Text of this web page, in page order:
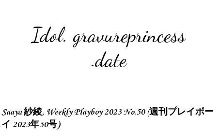
Idol. gravureprincess
.date
Saaya 紗綾, Weekly Playboy 2023 No.50 (週刊プレイボー
イ 2023年50号)